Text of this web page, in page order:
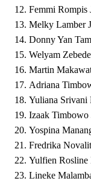
Femmi Rompis
Melky Lamber
Donny Yan
Welyam
Martin
Adriana
Yuliana Srivani
Izaak Timbowo
Yospina
Fredrika
Yulfien Rosline
Lineke